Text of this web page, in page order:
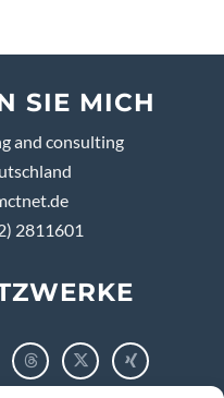
SIE MICH
and consulting
2811601